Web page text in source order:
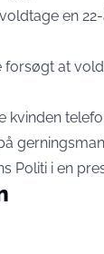
en
at
Politi i en